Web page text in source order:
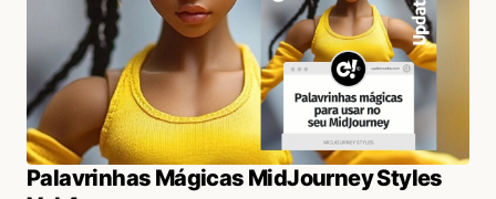
Palavrinhas Mágicas MidJourney Styles